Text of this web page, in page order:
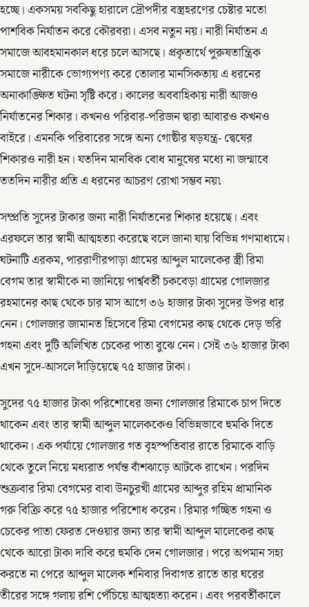
হচ্ছে। একসময় সবকিছু হারালে দ্রৌপদীর বস্ত্রহরণের চেষ্টার মতো
পাশবিক নির্যাতন করে কৌরবরা। এসব নতুন নয়। নারী নির্যাতন এ
সমাজে আবহমানকাল ধরে চলে আসছে। প্রকৃতার্থে পুরুষতান্ত্রিক
সমাজে নারীকে ভোগ্যপণ্য করে তোলার মানসিকতায় এ ধরনের
অনাকাঙ্ক্ষিত ঘটনা সৃষ্টি করে। কালের অববাহিকায় নারী আজও
নির্যাতনের শিকার। কখনও পরিবার-পরিজন দ্বারা আবারও কখনও
বাইরে। এমনকি পরিবারের সঙ্গে অন্য গোষ্ঠীর ষড়যন্ত্র- দ্বেষের
শিকারও নারী হন। যতদিন মানবিক বোধ মানুষের মধ্যে না জন্মাবে
ততদিন নারীর প্রতি এ ধরনের আচরণ রোখা সম্ভব নয়৷
সম্প্রতি সুদের টাকার জন্য নারী নির্যাতনের শিকার হয়েছে। এবং
এরফলে তার স্বামী আত্মহত্যা করেছে বলে জানা যায় বিভিন্ন গণমাধ্যমে।
ঘটনাটি এরকম, পাররাণীরপাড়া গ্রামের আব্দুল মালেকের স্ত্রী রিমা
বেগম তার স্বামীকে না জানিয়ে পার্শ্ববর্তী চকবেড়া গ্রামের গোলজার
রহমানের কাছ থেকে চার মাস আগে ৩৬ হাজার টাকা সুদের উপর ধার
নেন। গোলজার জামানত হিসেবে রিমা বেগমের কাছ থেকে দেড় ভরি
গহনা এবং দুটি অলিখিত চেকের পাতা বুঝে নেন। সেই ৩৬ হাজার টাকা
এখন সুদে-আসলে দাঁড়িয়েছে ৭৫ হাজার টাকা।
সুদের ৭৫ হাজার টাকা পরিশোধের জন্য গোলজার রিমাকে চাপ দিতে
থাকেন এবং তার স্বামী আব্দুল মালেককেও বিভিন্নভাবে হুমকি দিতে
থাকেন। এক পর্যায়ে গোলজার গত বৃহস্পতিবার রাতে রিমাকে বাড়ি
থেকে তুলে নিয়ে মধ্যরাত পর্যন্ত বাঁশঝাড়ে আটকে রাখেন। পরদিন
শুক্রবার রিমা বেগমের বাবা উনচুরখী গ্রামের আব্দুর রহিম প্রামানিক
গরু বিক্রি করে ৭৫ হাজার পরিশোধ করেন। রিমার গচ্ছিত গহনা ও
চেকের পাতা ফেরত দেওয়ার জন্য তার স্বামী আব্দুল মালেকের কাছ
থেকে আরো টাকা দাবি করে হুমকি দেন গোলজার। পরে অপমান সহ্য
করতে না পেরে আব্দুল মালেক শনিবার দিবাগত রাতে তার ঘরের
তীরের সঙ্গে গলায় রশি পেঁচিয়ে আত্মহত্যা করেন। এবং পরবর্তীকালে